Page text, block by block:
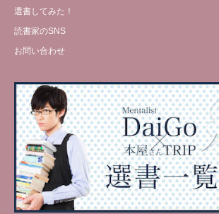
選書してみた！
読書家のSNS
お問い合わせ